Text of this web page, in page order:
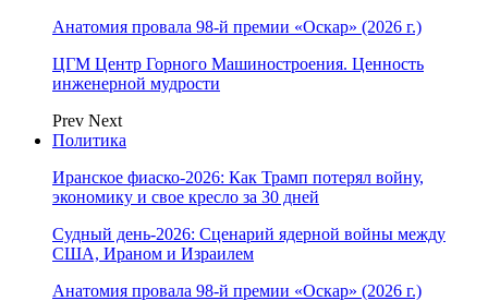
Анатомия провала 98-й премии «Оскар» (2026 г.)
ЦГМ Центр Горного Машиностроения. Ценность
инженерной мудрости
Prev Next
Политика
Иранское фиаско-2026: Как Трамп потерял войну,
экономику и свое кресло за 30 дней
Судный день-2026: Сценарий ядерной войны между
США, Ираном и Израилем
Анатомия провала 98-й премии «Оскар» (2026 г.)